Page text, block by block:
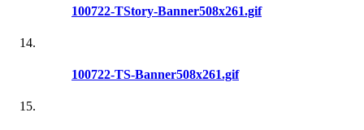
100722-TStory-Banner508x261.gif
100722-TS-Banner508x261.gif